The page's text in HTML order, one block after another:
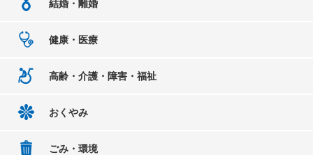
結婚・離婚
健康・医療
高齢・介護・障害・福祉
おくやみ
ごみ・環境